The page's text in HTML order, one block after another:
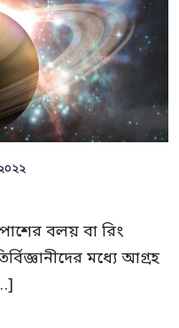
বলয় বা রিং
মধ্যে আগ্রহ